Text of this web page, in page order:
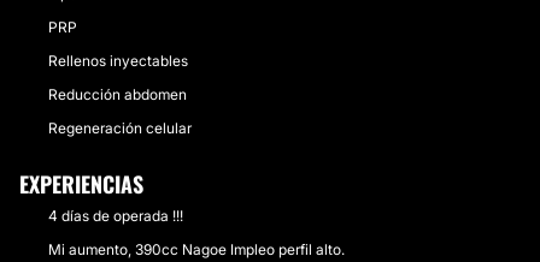
PRP
Rellenos inyectables
Reducción abdomen
Regeneración celular
EXPERIENCIAS
4 días de operada !!!
Mi aumento, 390cc Nagoe Impleo perfil alto.